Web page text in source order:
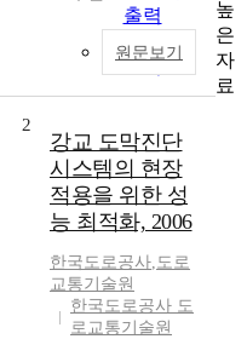
출력
100개씩
출력
원문보기
2
강교 도막진단
시스템의 현장
적용을 위한 성
능 최적화, 2006
한국도로공사,도로
교통기술원
한국도로공사 도
로교통기술원
높
은
자
료